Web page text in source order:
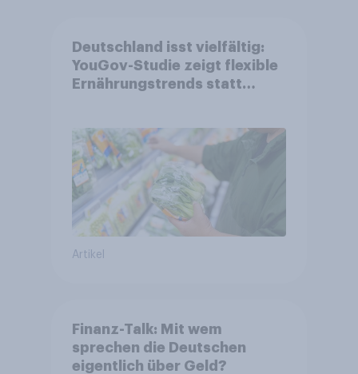
Deutschland isst vielfältig:
YouGov-Studie zeigt flexible
Ernährungstrends statt
Artikel
Finanz-Talk: Mit wem
sprechen die Deutschen
eigentlich über Geld?